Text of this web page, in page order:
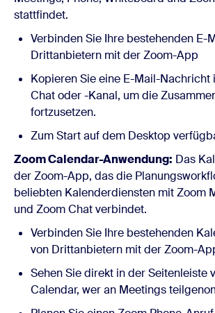
stattfindet.
Verbinden Sie Ihre bestehenden E-
Drittanbietern mit der Zoom-App
Kopieren Sie eine E-Mail-Nachricht
Chat oder -Kanal, um die
fortzusetzen.
Zum Start auf dem Desktop
Zoom Calendar-Anwendung: Das
der Zoom-App, das die
beliebten Kalenderdiensten mit Zoom
und Zoom Chat verbindet.
Verbinden Sie Ihre bestehenden
von Drittanbietern mit der Zoom-
Sehen Sie direkt in der Seitenleiste
Calendar, wer an Meetings